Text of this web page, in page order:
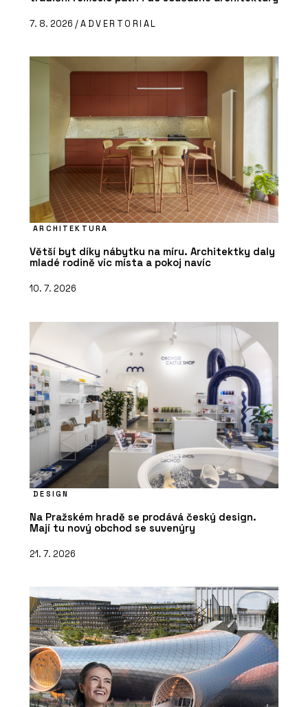
7. 8. 2026 /ADVERTORIAL
ARCHITEKTURA
Větší byt díky nábytku na míru. Architektky daly
mladé rodině víc místa a pokoj navíc
10. 7. 2026
DESIGN
Na Pražském hradě se prodává český design.
Mají tu nový obchod se suvenýry
21. 7. 2026